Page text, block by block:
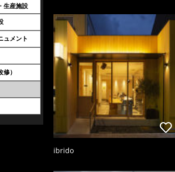
生産施設
ュメント
）
ibrido